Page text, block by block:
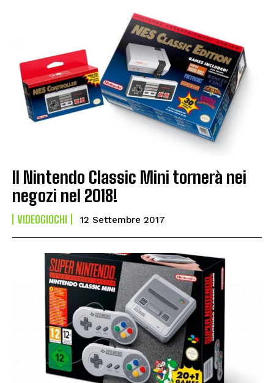
Il Nintendo Classic Mini tornerà nei
negozi nel 2018!
VIDEOGIOCHI 12 Settembre 2017